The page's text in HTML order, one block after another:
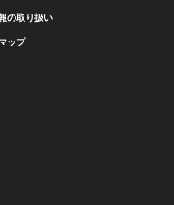
の取り扱い
ップ